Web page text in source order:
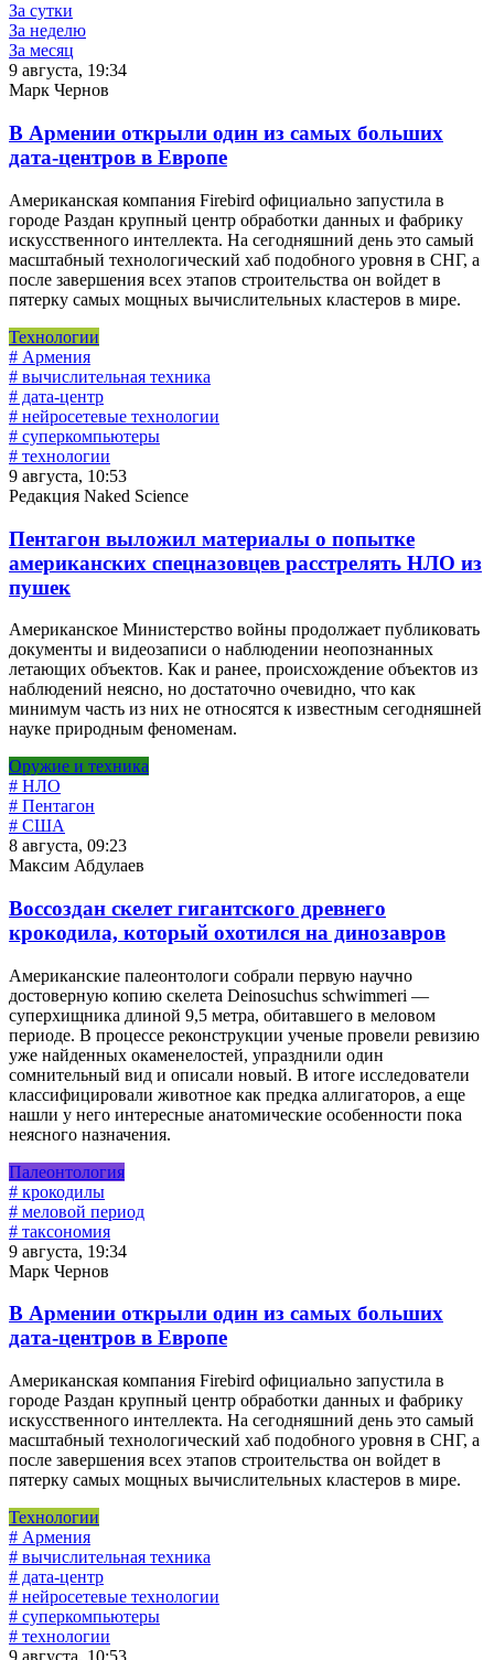
За сутки
За неделю
За месяц
9 августа, 19:34
Марк Чернов
В Армении открыли один из самых больших
дата-центров в Европе
Американская компания Firebird официально запустила в
городе Раздан крупный центр обработки данных и фабрику
искусственного интеллекта. На сегодняшний день это самый
масштабный технологический хаб подобного уровня в СНГ, а
после завершения всех этапов строительства он войдет в
пятерку самых мощных вычислительных кластеров в мире.
Технологии
# Армения
# вычислительная техника
# дата-центр
# нейросетевые технологии
# суперкомпьютеры
# технологии
9 августа, 10:53
Редакция Naked Science
Пентагон выложил материалы о попытке
американских спецназовцев расстрелять НЛО из
пушек
Американское Министерство войны продолжает публиковать
документы и видеозаписи о наблюдении неопознанных
летающих объектов. Как и ранее, происхождение объектов из
наблюдений неясно, но достаточно очевидно, что как
минимум часть из них не относятся к известным сегодняшней
науке природным феноменам.
Оружие и техника
# НЛО
# Пентагон
# США
8 августа, 09:23
Максим Абдулаев
Воссоздан скелет гигантского древнего
крокодила, который охотился на динозавров
Американские палеонтологи собрали первую научно
достоверную копию скелета Deinosuchus schwimmeri —
суперхищника длиной 9,5 метра, обитавшего в меловом
периоде. В процессе реконструкции ученые провели ревизию
уже найденных окаменелостей, упразднили один
сомнительный вид и описали новый. В итоге исследователи
классифицировали животное как предка аллигаторов, а еще
нашли у него интересные анатомические особенности пока
неясного назначения.
Палеонтология
# крокодилы
# меловой период
# таксономия
9 августа, 19:34
Марк Чернов
В Армении открыли один из самых больших
дата-центров в Европе
Американская компания Firebird официально запустила в
городе Раздан крупный центр обработки данных и фабрику
искусственного интеллекта. На сегодняшний день это самый
масштабный технологический хаб подобного уровня в СНГ, а
после завершения всех этапов строительства он войдет в
пятерку самых мощных вычислительных кластеров в мире.
Технологии
# Армения
# вычислительная техника
# дата-центр
# нейросетевые технологии
# суперкомпьютеры
# технологии